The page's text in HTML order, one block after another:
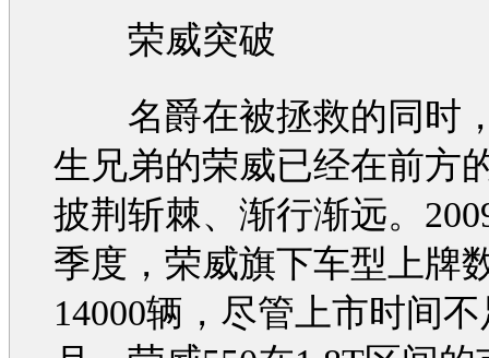
荣威突破
名爵在被拯救的同时
生兄弟的荣威已经在前方
披荆斩棘、渐行渐远。
季度，荣威旗下车型 上牌
14000辆，尽管上市时间